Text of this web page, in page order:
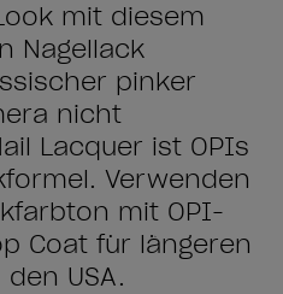
mit diesem
Nagellack
pinker
nicht
Lacquer ist OPIs
Verwenden
mit OPI-
Coat für längeren
USA.